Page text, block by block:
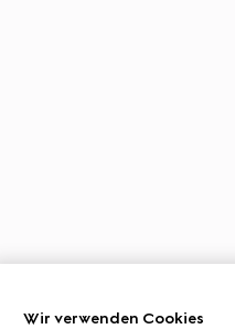
Wir verwenden Cookies